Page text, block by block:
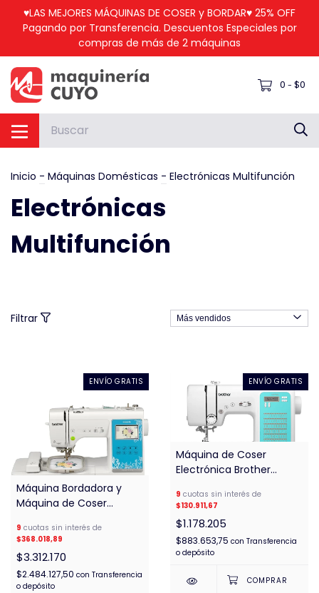
♥LAS MEJORES MÁQUINAS DE COSER y BORDAR♥ 25% OFF
Pagando por Transferencia. Descuentos Especiales por
compras de más de 2 máquinas
0 - $0
Inicio - Máquinas Domésticas - Electrónicas Multifunción
Electrónicas
Multifunción
Filtrar
ENVÍO GRATIS
Máquina Bordadora y
Máquina de Coser
9 cuotas sin interés de
$368.018,89
$3.312.170
$2.484.127,50 con Transferencia
o depósito
ENVÍO GRATIS
Máquina de Coser
Electrónica Brother
9 cuotas sin interés de
$130.911,67
$1.178.205
$883.653,75 con Transferencia
o depósito